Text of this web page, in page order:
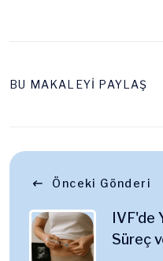
BU MAKALEYİ PAYLAŞ
Önceki Gönderi
IVF'de
Süreç